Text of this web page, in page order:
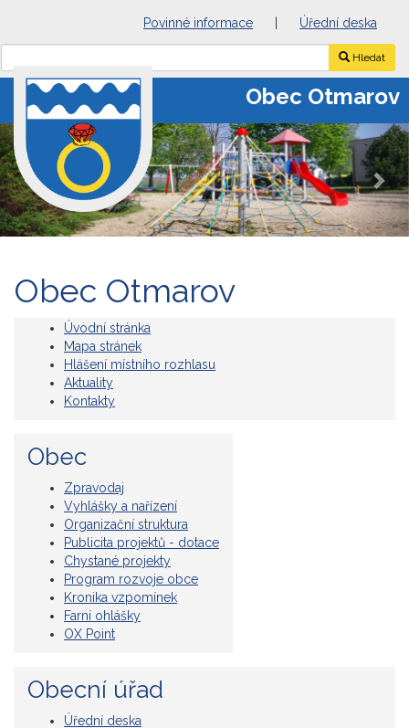
Povinné informace Úřední deska
Hledat
Obec Otmarov
Previous
Obec Otmarov
Úvodní stránka
Mapa stránek
Hlášení místního rozhlasu
Aktuality
Kontakty
Obec
Zpravodaj
Vyhlášky a nařízení
Organizační struktura
Publicita projektů - dotace
Chystané projekty
Program rozvoje obce
Kronika vzpomínek
Farní ohlášky
OX Point
Obecní úřad
Úřední deska